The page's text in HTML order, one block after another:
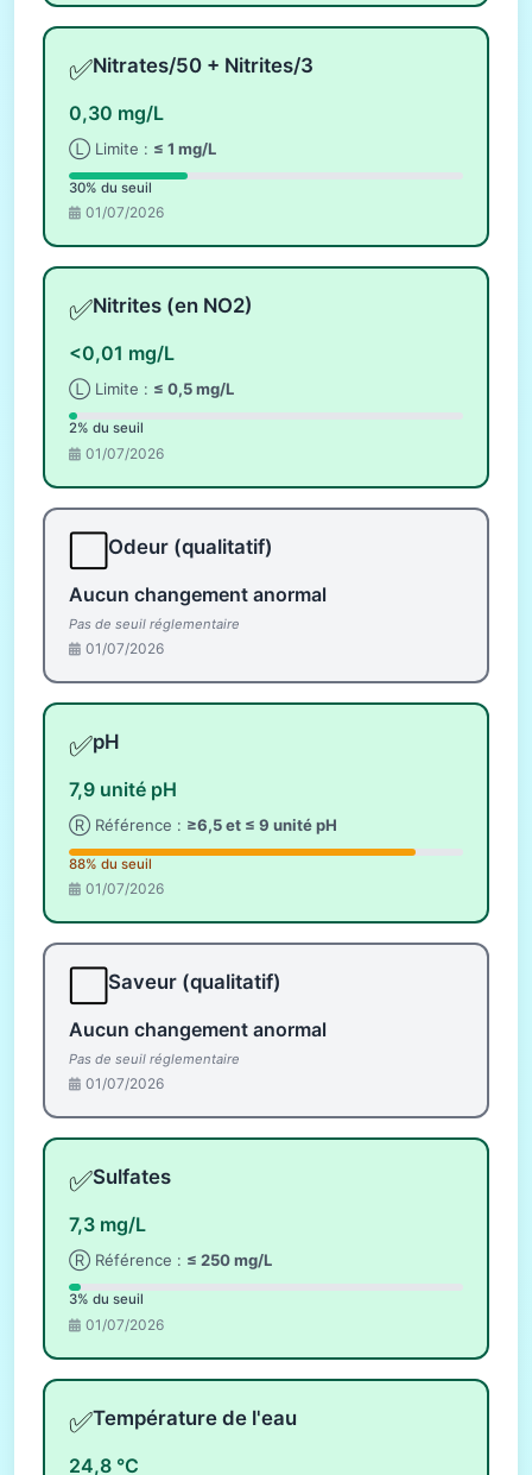
✅Nitrates/50 + Nitrites/3
0,30 mg/L
Ⓛ Limite : ≤ 1 mg/L
30% du seuil
01/07/2026
✅Nitrites (en NO2)
<0,01 mg/L
Ⓛ Limite : ≤ 0,5 mg/L
2% du seuil
01/07/2026
Odeur (qualitatif)
Aucun changement anormal
Pas de seuil réglementaire
01/07/2026
✅pH
7,9 unité pH
Ⓡ Référence : ≥6,5 et ≤ 9 unité pH
88% du seuil
01/07/2026
Saveur (qualitatif)
Aucun changement anormal
Pas de seuil réglementaire
01/07/2026
✅Sulfates
7,3 mg/L
Ⓡ Référence : ≤ 250 mg/L
3% du seuil
01/07/2026
✅Température de l'eau
24,8 °C